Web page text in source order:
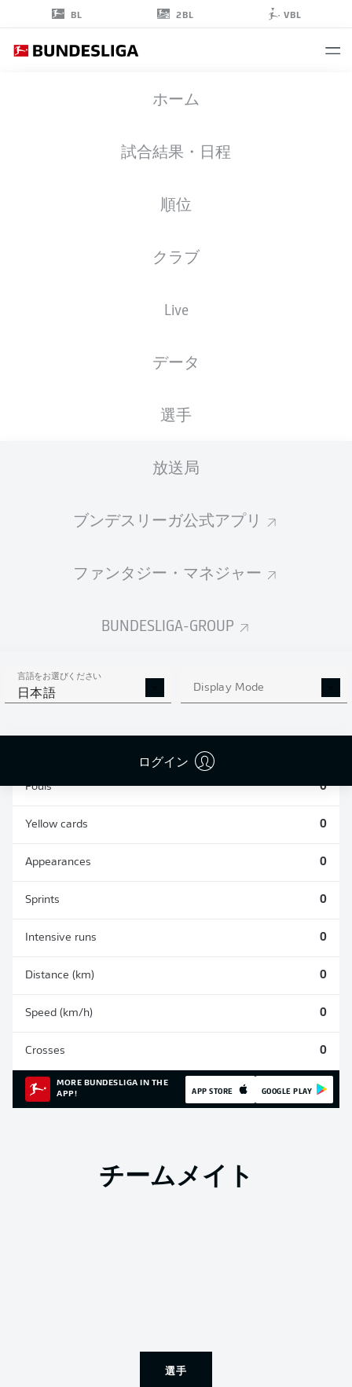
BL 2BL VBL
ホーム
試合結果・日程
順位
クラブ
Live
データ
選手
放送局
ブンデスリーガ公式アプリ
ファンタジー・マネジャー
BUNDESLIGA-GROUP
言語をお選びください
日本語 Display Mode
ログイン
統計 シーズン 2026/2027
TACKLES WON
Fouls 0
Yellow cards 0
Appearances 0
Sprints 0
Intensive runs 0
Distance (km) 0
Speed (km/h) 0
Crosses 0
MORE BUNDESLIGA IN THE
APP!
APP STORE GOOGLE PLAY
チームメイト
選手